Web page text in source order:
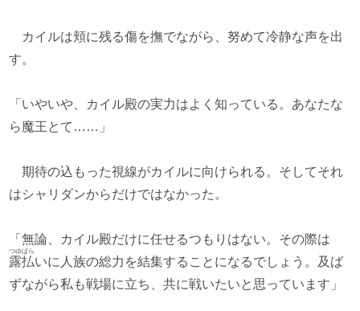
カイルは頬に残る傷を撫でながら、努めて冷静な声を出
す。
「いやいや、カイル殿の実力はよく知っている。あなたな
ら魔王とて……」
期待の込もった視線がカイルに向けられる。そしてそれ
はシャリダンからだけではなかった。
「無論、カイル殿だけに任せるつもりはない。その際は
露払
つゆばら
いに人族の総力を結集することになるでしょう。及ば
ずながら私も戦場に立ち、共に戦いたいと思っています」